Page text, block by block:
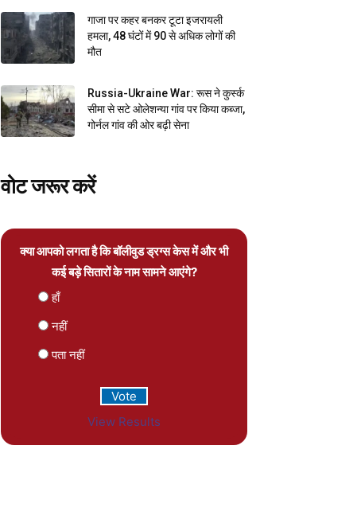
गाजा पर कहर बनकर टूटा इजरायली
हमला, 48 घंटों में 90 से अधिक लोगों की
मौत
Russia-Ukraine War: रूस ने कुर्स्क
सीमा से सटे ओलेशन्या गांव पर किया कब्जा,
गोर्नल गांव की ओर बढ़ी सेना
वोट जरूर करें
क्या आपको लगता है कि बॉलीवुड ड्रग्स केस में और भी
कई बड़े सितारों के नाम सामने आएंगे?
हाँ
नहीं
पता नहीं
View Results